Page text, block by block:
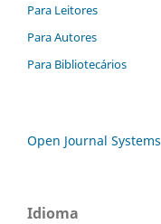
Para Leitores
Para Autores
Para Bibliotecários
Open Journal Systems
Idioma